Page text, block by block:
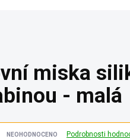
miska
- malá
NEOHODNOCENO Podrobnosti